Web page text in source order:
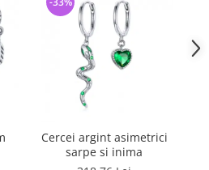
Cercei argint asimetrici
sarpe si inima